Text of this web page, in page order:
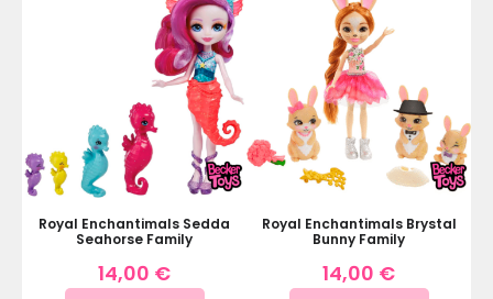
Royal Enchantimals Sedda
Seahorse Family
14,00 €
Royal Enchantimals Brystal
Bunny Family
14,00 €